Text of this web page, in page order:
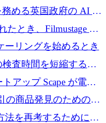
ーロの基金を立ち上
める英国政府の AI タ
たとき、Filmustage は
ョンに賭けました
リングを始めるとき
査時間を短縮する英
が1900万ドルを獲得
アップ Scape が電子
320 万ドルを調達し
の商品発見のための
万ユーロを調達
法を再考するために